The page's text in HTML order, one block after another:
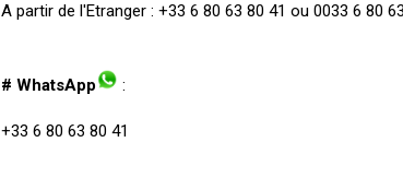
A partir de l'Etranger : +33 6 80 63 80 41 ou 0033 6 80
# WhatsApp :
+33 6 80 63 80 41